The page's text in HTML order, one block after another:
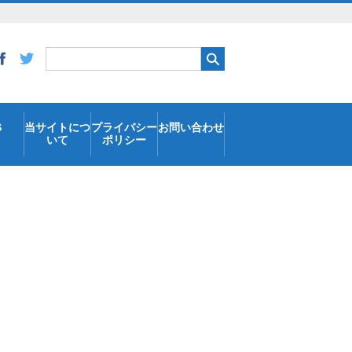
当サイトにつ
いて
プライバシー
ポリシー
お問い合わせ